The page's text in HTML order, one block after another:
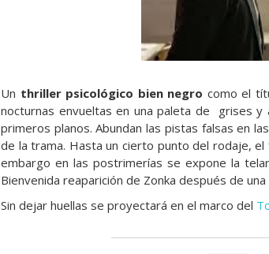
Un thriller psicológico bien negro como el
nocturnas envueltas en una paleta de grises y
primeros planos. Abundan las pistas falsas en
de la trama. Hasta un cierto punto del rodaje,
embargo en las postrimerías se expone la
Bienvenida reaparición de Zonka después de
Sin dejar huellas se proyectará en el marco del